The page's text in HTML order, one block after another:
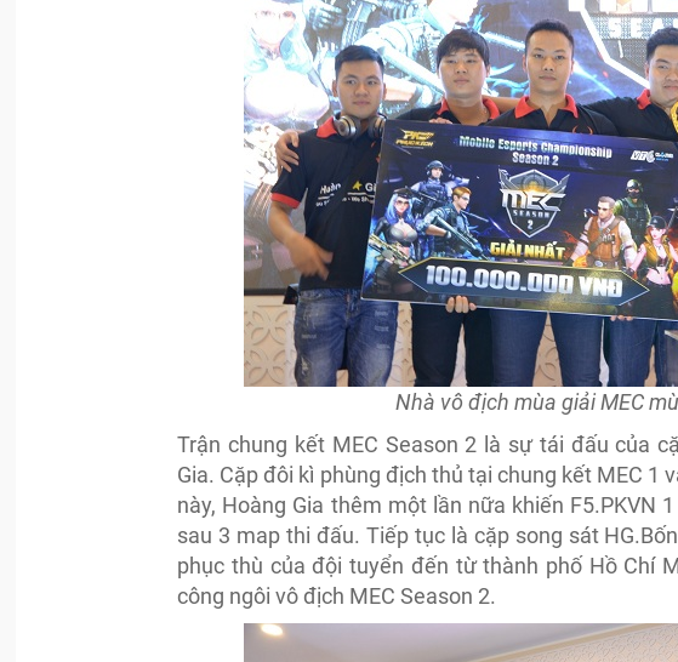
Nhà vô địch mùa giải MEC
Trận chung kết MEC Season 2 là sự tái đấu của
Gia. Cặp đôi kì phùng địch thủ tại chung kết MEC 1
này, Hoàng Gia thêm một lần nữa khiến F5.PKVN
sau 3 map thi đấu. Tiếp tục là cặp song sát
phục thù của đội tuyển đến từ thành phố Hồ Chí
công ngôi vô địch MEC Season 2.